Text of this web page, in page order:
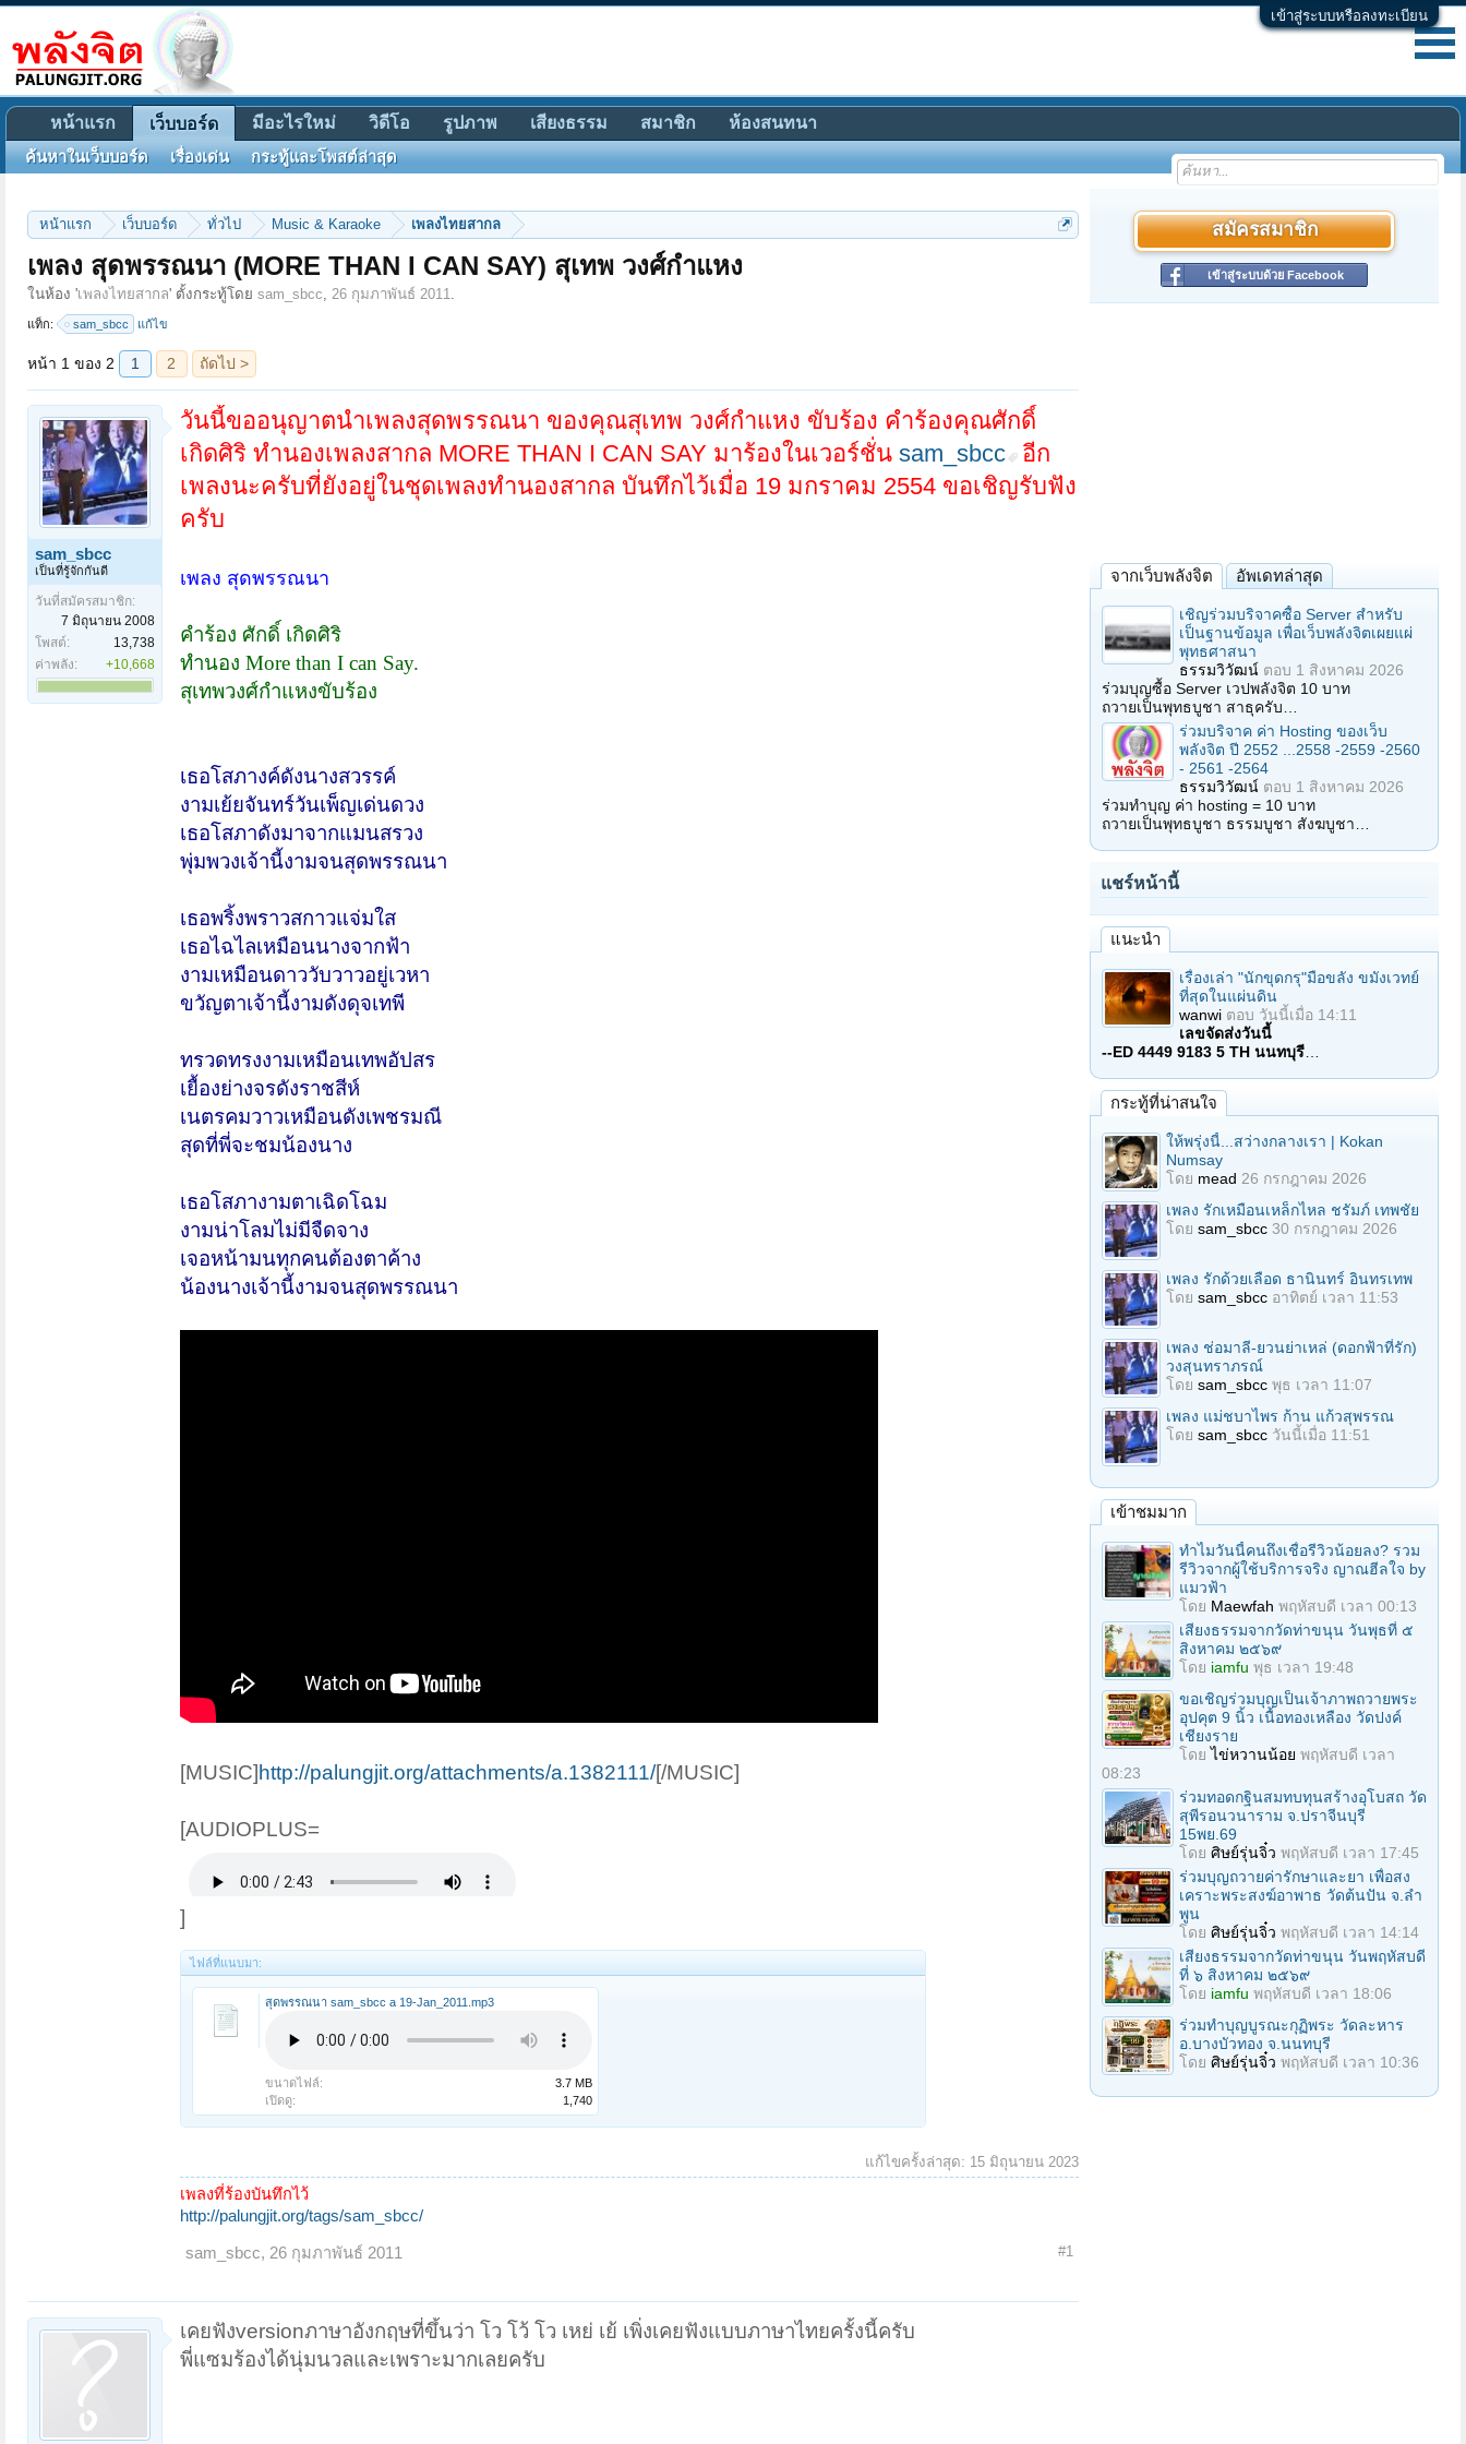
เข้าสู่ระบบหรือลงทะเบียน
หน้าแรก เว็บบอร์ด ทั่วไป Music & Karaoke เพลงไทยสากล
เพลง สุดพรรณนา (MORE THAN I CAN SAY) สุเทพ วงศ์กำแหง
ในห้อง 'เพลงไทยสากล' ตั้งกระทู้โดย sam_sbcc, 26 กุมภาพันธ์ 2011.
แท็ก: sam_sbcc แก้ไข
หน้า 1 ของ 2 1 2 ถัดไป >
sam_sbcc
เป็นที่รู้จักกันดี
วันที่สมัครสมาชิก:
7 มิถุนายน 2008
โพสต์:
13,738
ค่าพลัง:
+10,668
วันนี้ขออนุญาตนำเพลงสุดพรรณนา ของคุณสุเทพ วงศ์กำแหง ขับร้อง คำร้องคุณศักดิ์
เกิดศิริ ทำนองเพลงสากล MORE THAN I CAN SAY มาร้องในเวอร์ชั่น sam_sbcc
อีก
เพลงนะครับที่ยังอยู่ในชุดเพลงทำนองสากล บันทึกไว้เมื่อ 19 มกราคม 2554 ขอเชิญรับฟัง
ครับ
เพลง สุดพรรณนา
คำร้อง ศักดิ์ เกิดศิริ
ทำนอง More than I can Say.
สุเทพวงศ์กำแหงขับร้อง
เธอโสภางค์ดังนางสวรรค์
งามเย้ยจันทร์วันเพ็ญเด่นดวง
เธอโสภาดังมาจากแมนสรวง
พุ่มพวงเจ้านี้งามจนสุดพรรณนา
เธอพริ้งพราวสกาวแจ่มใส
เธอไฉไลเหมือนนางจากฟ้า
งามเหมือนดาววับวาวอยู่เวหา
ขวัญตาเจ้านี้งามดังดุจเทพี
ทรวดทรงงามเหมือนเทพอัปสร
เยื้องย่างจรดังราชสีห์
เนตรคมวาวเหมือนดังเพชรมณี
สุดที่พี่จะชมน้องนาง
เธอโสภางามตาเฉิดโฉม
งามน่าโลมไม่มีจืดจาง
เจอหน้ามนทุกคนต้องตาค้าง
น้องนางเจ้านี้งามจนสุดพรรณนา
[MUSIC] http://palungjit.org/attachments/a.1382111/[/MUSIC]
[AUDIOPLUS=
]
ไฟล์ที่แนบมา:
สุดพรรณนา sam_sbcc a 19-Jan_2011.mp3
ขนาดไฟล์:
3.7 MB
เปิดดู:
1,740
แก้ไขครั้งล่าสุด: 15 มิถุนายน 2023
เพลงที่ร้องบันทึกไว้
http://palungjit.org/tags/sam_sbcc/
sam_sbcc, 26 กุมภาพันธ์ 2011 #1
เคยฟังversionภาษาอังกฤษที่ขึ้นว่า โว โว้ โว เหย่ เย้ เพิ่งเคยฟังแบบภาษาไทยครั้งนี้ครับ
พี่แซมร้องได้นุ่มนวลและเพราะมากเลยครับ
สมัครสมาชิก
เข้าสู่ระบบด้วย Facebook
จากเว็บพลังจิต อัพเดทล่าสุด
เชิญร่วมบริจาคซื้อ Server สำหรับ
เป็นฐานข้อมูล เพื่อเว็บพลังจิตเผยแผ่
พุทธศาสนา
ธรรมวิวัฒน์ ตอบ 1 สิงหาคม 2026
ร่วมบุญซื้อ Server เวปพลังจิต 10 บาท
ถวายเป็นพุทธบูชา สาธุครับ…
ร่วมบริจาค ค่า Hosting ของเว็บ
พลังจิต ปี 2552 ...2558 -2559 -2560
- 2561 -2564
ธรรมวิวัฒน์ ตอบ 1 สิงหาคม 2026
ร่วมทำบุญ ค่า hosting = 10 บาท
ถวายเป็นพุทธบูชา ธรรมบูชา สังฆบูชา…
แชร์หน้านี้
แนะนำ
เรื่องเล่า "นักขุดกรุ"มือขลัง ขมังเวทย์
ที่สุดในแผ่นดิน
wanwi ตอบ วันนี้เมื่อ 14:11
เลขจัดส่งวันนี้
--ED 4449 9183 5 TH นนทบุรี
กระทู้ที่น่าสนใจ
ให้พรุ่งนี้...สว่างกลางเรา | Kokan
Numsay
โดย mead 26 กรกฎาคม 2026
เพลง รักเหมือนเหล็กไหล ชรัมภ์ เทพชัย
โดย sam_sbcc 30 กรกฎาคม 2026
เพลง รักด้วยเลือด ธานินทร์ อินทรเทพ
โดย sam_sbcc อาทิตย์ เวลา 11:53
เพลง ช่อมาลี-ยวนย่าเหล่ (ดอกฟ้าที่รัก)
วงสุนทราภรณ์
โดย sam_sbcc พุธ เวลา 11:07
เพลง แม่ชบาไพร ก้าน แก้วสุพรรณ
โดย sam_sbcc วันนี้เมื่อ 11:51
เข้าชมมาก
ทำไมวันนี้คนถึงเชื่อรีวิวน้อยลง? รวม
รีวิวจากผู้ใช้บริการจริง ญาณฮีลใจ by
แมวฟ้า
โดย Maewfah พฤหัสบดี เวลา 00:13
เสียงธรรมจากวัดท่าขนุน วันพุธที่ ๕
สิงหาคม ๒๕๖๙
โดย iamfu พุธ เวลา 19:48
ขอเชิญร่วมบุญเป็นเจ้าภาพถวายพระ
อุปคุต 9 นิ้ว เนื้อทองเหลือง วัดปงค์
เชียงราย
โดยไข่หวานน้อย พฤหัสบดี เวลา
08:23
ร่วมทอดกฐินสมทบทุนสร้างอุโบสถ วัด
สุพีรอนวนาราม จ.ปราจีนบุรี
15พย.69
โดย ศิษย์รุ่นจิ๋ว พฤหัสบดี เวลา 17:45
ร่วมบุญถวายค่ารักษาและยา เพื่อสง
เคราะพระสงฆ์อาพาธ วัดต้นปัน จ.ลํา
พูน
โดย ศิษย์รุ่นจิ๋ว พฤหัสบดี เวลา 14:14
เสียงธรรมจากวัดท่าขนุน วันพฤหัสบดี
ที่ ๖ สิงหาคม ๒๕๖๙
โดย iamfu พฤหัสบดี เวลา 18:06
ร่วมทําบุญบูรณะกุฏิพระ วัดละหาร
อ.บางบัวทอง จ.นนทบุรี
โดย ศิษย์รุ่นจิ๋ว พฤหัสบดี เวลา 10:36
หน้าแรก เว็บบอร์ด
ค้นหาในเว็บบอร์ด เรื่องเด่น กระทู้และโพสต์ล่าสุด
มีอะไรใหม่ วิดีโอ รูปภาพ เสียงธรรม สมาชิก ห้องสนทนา